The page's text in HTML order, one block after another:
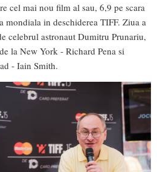
cel mai nou film al sau, 6,9 pe scara
mondiala in deschiderea TIFF. Ziua a
celebrul astronaut Dumitru Prunariu,
la New York - Richard Pena si
- Iain Smith.